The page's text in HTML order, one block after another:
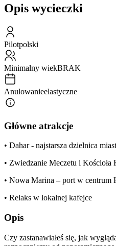
Opis wycieczki
Pilotpolski
Minimalny wiekBRAK
Anulowanieelastyczne
Główne atrakcje
• Dahar - najstarsza dzielnica
• Zwiedzanie Meczetu i Kościoła
• Nowa Marina – port w centrum
• Relaks w lokalnej kafejce
Opis
Czy zastanawiałeś się, jak